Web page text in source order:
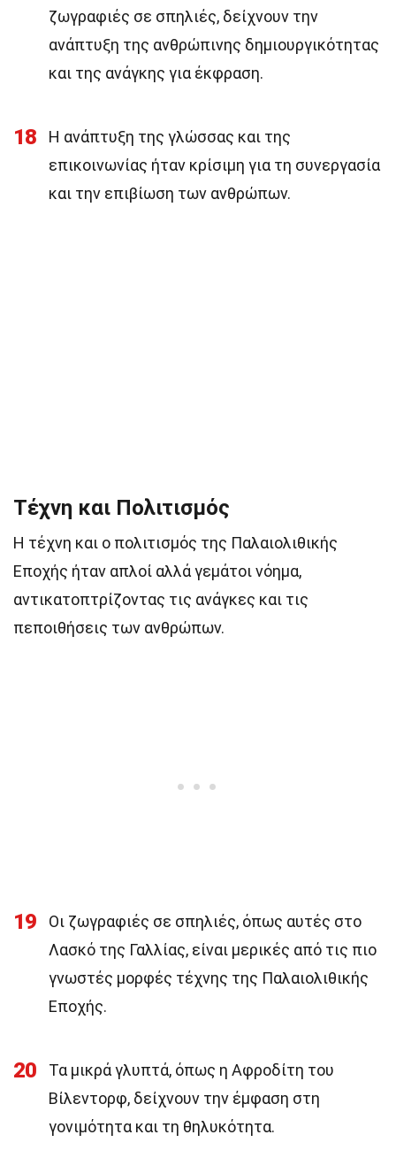
ζωγραφιές σε σπηλιές, δείχνουν την
ανάπτυξη της ανθρώπινης δημιουργικότητας
και της ανάγκης για έκφραση.
18
Η ανάπτυξη της γλώσσας και της
επικοινωνίας ήταν κρίσιμη για τη συνεργασία
και την επιβίωση των ανθρώπων.
Τέχνη και Πολιτισμός
Η τέχνη και ο πολιτισμός της Παλαιολιθικής
Εποχής ήταν απλοί αλλά γεμάτοι νόημα,
αντικατοπτρίζοντας τις ανάγκες και τις
πεποιθήσεις των ανθρώπων.
19
Οι ζωγραφιές σε σπηλιές, όπως αυτές στο
Λασκό της Γαλλίας, είναι μερικές από τις πιο
γνωστές μορφές τέχνης της Παλαιολιθικής
Εποχής.
20
Τα μικρά γλυπτά, όπως η Αφροδίτη του
Βίλεντορφ, δείχνουν την έμφαση στη
γονιμότητα και τη θηλυκότητα.